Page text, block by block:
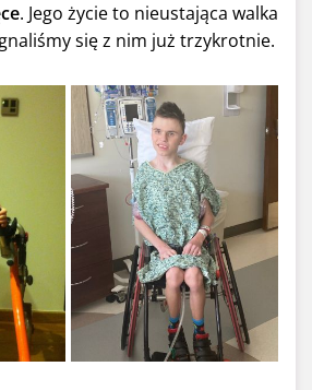
. Jego życie to nieustająca walka
się z nim już trzykrotnie.